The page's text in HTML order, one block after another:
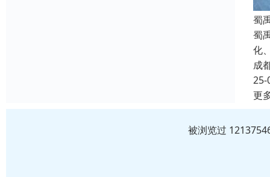
蜀
蜀
化
成
25-
更
被浏览过